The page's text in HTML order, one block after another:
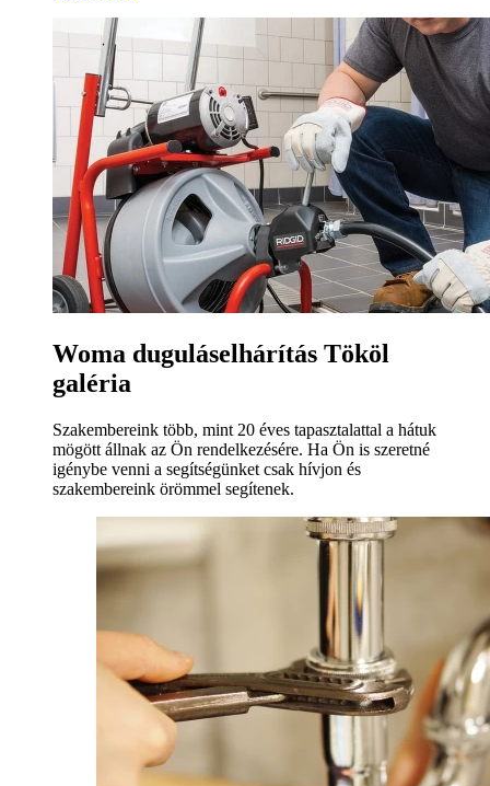
Woma duguláselhárítás Tököl
galéria
Szakembereink több, mint 20 éves tapasztalattal a hátuk
mögött állnak az Ön rendelkezésére. Ha Ön is szeretné
igénybe venni a segítségünket csak hívjon és
szakembereink örömmel segítenek.